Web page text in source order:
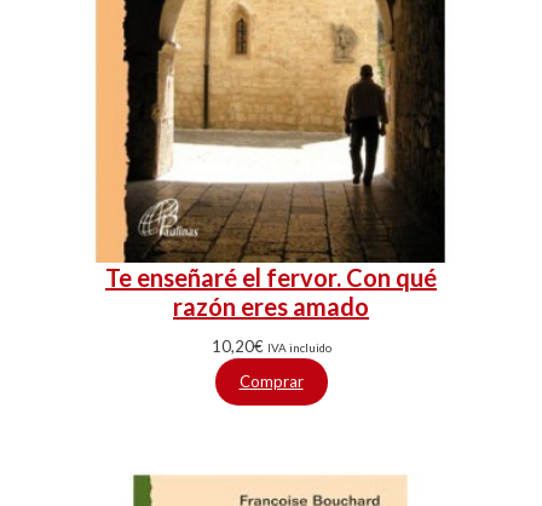
Te enseñaré el fervor. Con qué
razón eres amado
10,20€ IVA incluido
Comprar